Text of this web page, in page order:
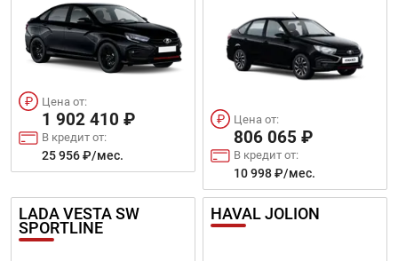
Цена от:
1 902 410 ₽
В кредит от:
25 956 ₽/мес.
Цена от:
806 065 ₽
В кредит от:
10 998 ₽/мес.
LADA VESTA SW
SPORTLINE
HAVAL JOLION